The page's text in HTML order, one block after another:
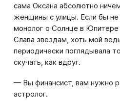
сама Оксана абсолютно
женщины с улицы. Если бы не
монолог о Солнце в Юпитере
Слава звездам, хоть мой
периодически поглядывала
скучать, как вдруг.
— Вы финансист, вам нужно
астролог.